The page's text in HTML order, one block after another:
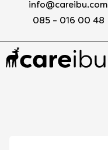
info@careibu.com
085 – 016 00 48